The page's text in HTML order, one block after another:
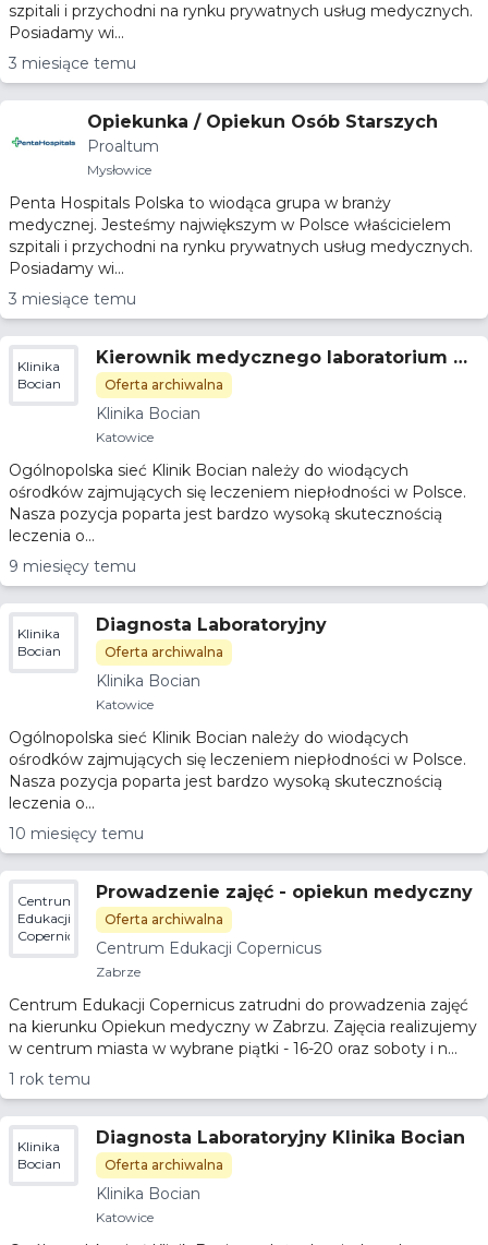
szpitali i przychodni na rynku prywatnych usług medycznych.
Posiadamy wi...
3 miesiące temu
Opiekunka / Opiekun Osób Starszych
Proaltum
Mysłowice
Penta Hospitals Polska to wiodąca grupa w branży
medycznej. Jesteśmy największym w Polsce właścicielem
szpitali i przychodni na rynku prywatnych usług medycznych.
Posiadamy wi...
3 miesiące temu
Klinika
Bocian
Kierownik medycznego laboratorium di
agnostycznego
Oferta archiwalna
Klinika Bocian
Katowice
Ogólnopolska sieć Klinik Bocian należy do wiodących
ośrodków zajmujących się leczeniem niepłodności w Polsce.
Nasza pozycja poparta jest bardzo wysoką skutecznością
leczenia o...
9 miesięcy temu
Klinika
Bocian
Diagnosta Laboratoryjny
Oferta archiwalna
Klinika Bocian
Katowice
Ogólnopolska sieć Klinik Bocian należy do wiodących
ośrodków zajmujących się leczeniem niepłodności w Polsce.
Nasza pozycja poparta jest bardzo wysoką skutecznością
leczenia o...
10 miesięcy temu
Centrum
Edukacji
Copernicus
Prowadzenie zajęć - opiekun medyczny
Oferta archiwalna
Centrum Edukacji Copernicus
Zabrze
Centrum Edukacji Copernicus zatrudni do prowadzenia zajęć
na kierunku Opiekun medyczny w Zabrzu. Zajęcia realizujemy
w centrum miasta w wybrane piątki - 16-20 oraz soboty i n...
1 rok temu
Klinika
Bocian
Diagnosta Laboratoryjny Klinika Bocian
Oferta archiwalna
Klinika Bocian
Katowice